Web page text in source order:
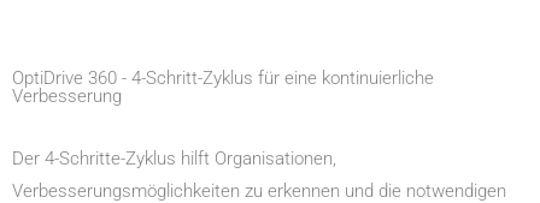
OptiDrive 360 - 4-Schritt-Zyklus für eine kontinuierliche
Verbesserung
Der 4-Schritte-Zyklus hilft Organisationen,
Verbesserungsmöglichkeiten zu erkennen und die notwendigen